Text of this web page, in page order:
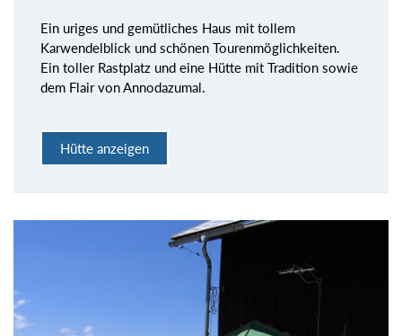
Ein uriges und gemütliches Haus mit tollem
Karwendelblick und schönen Tourenmöglichkeiten.
Ein toller Rastplatz und eine Hütte mit Tradition sowie
dem Flair von Annodazumal.
Hütte anzeigen